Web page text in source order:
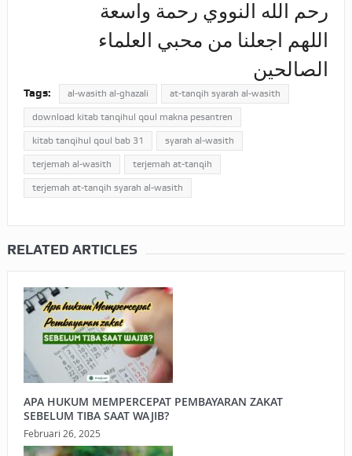
رحم الله النووي رحمة واسعة
اللهم اجعلنا من محبي العلماء
الصالحين
Tags: al-wasith al-ghazali at-tanqih syarah al-wasith
download kitab tanqihul qoul makna pesantren
kitab tanqihul qoul bab 31 syarah al-wasith
terjemah al-wasith terjemah at-tanqih
terjemah at-tanqih syarah al-wasith
RELATED ARTICLES
APA HUKUM MEMPERCEPAT PEMBAYARAN ZAKAT
SEBELUM TIBA SAAT WAJIB?
Februari 26, 2025